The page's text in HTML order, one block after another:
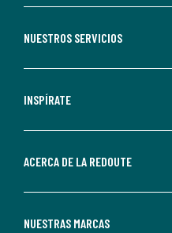
NUESTROS SERVICIOS
INSPÍRATE
ACERCA DE LA REDOUTE
NUESTRAS MARCAS